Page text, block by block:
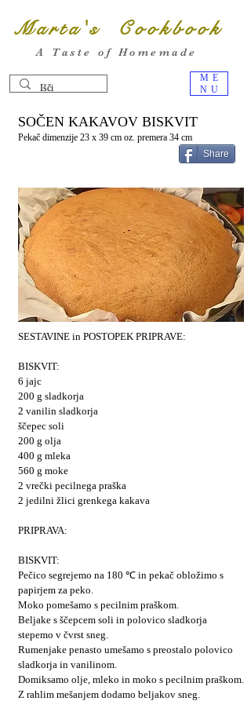
ME
NU
Marta's Cookbook
A Taste of Homemade
SOČEN KAKAVOV BISKVIT
Pekač dimenzije 23 x 39 cm oz. premera 34 cm
Share
SESTAVINE in POSTOPEK PRIPRAVE:
BISKVIT:
6 jajc
200 g sladkorja
2 vanilin sladkorja
ščepec soli
200 g olja
400 g mleka
560 g moke
2 vrečki pecilnega praška
2 jedilni žlici grenkega kakava
PRIPRAVA:
BISKVIT:
Pečico segrejemo na 180 ℃ in pekač obložimo s
papirjem za peko.
Moko pomešamo s pecilnim praškom.
Beljake s ščepcem soli in polovico sladkorja
stepemo v čvrst sneg.
Rumenjake penasto umešamo s preostalo polovico
sladkorja in vanilinom.
Domiksamo olje, mleko in moko s pecilnim praškom.
Z rahlim mešanjem dodamo beljakov sneg.